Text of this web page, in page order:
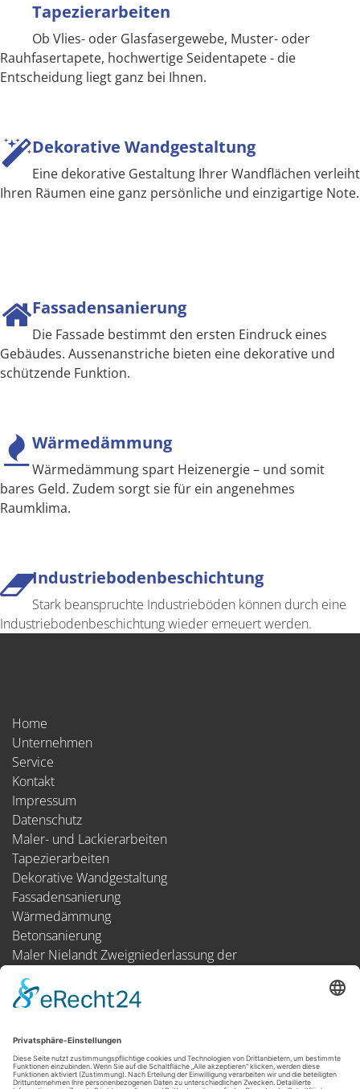
Tapezierarbeiten
Ob Vlies- oder Glasfasergewebe, Muster- oder
Rauhfasertapete, hochwertige Seidentapete - die
Entscheidung liegt ganz bei Ihnen.
Dekorative Wandgestaltung
Eine dekorative Gestaltung Ihrer Wandflächen verleiht
Ihren Räumen eine ganz persönliche und einzigartige Note.
Fassadensanierung
Die Fassade bestimmt den ersten Eindruck eines
Gebäudes. Aussenanstriche bieten eine dekorative und
schützende Funktion.
Wärmedämmung
Wärmedämmung spart Heizenergie – und somit
bares Geld. Zudem sorgt sie für ein angenehmes
Raumklima.
Industriebodenbeschichtung
Stark beanspruchte Industrieböden können durch eine
Industriebodenbeschichtung wieder erneuert werden.
Home
Unternehmen
Service
Kontakt
Impressum
Datenschutz
Maler- und Lackierarbeiten
Tapezierarbeiten
Dekorative Wandgestaltung
Fassadensanierung
Wärmedämmung
Betonsanierung
Maler Nielandt Zweigniederlassung der
HWP Maler & Ausbauer SH GmbH
Im Gleisdreieck 48
23566 Lübeck
Telefax: +49 451.400 821-29
E-Mail: info@maler-nielandt.de